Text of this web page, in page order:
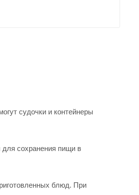
судочки и контейнеры
для сохранения пищи в
блюд. При